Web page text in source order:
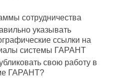
сотрудничества
указывать
ссылки на
системы ГАРАНТ
свою работу в
ГАРАНТ?